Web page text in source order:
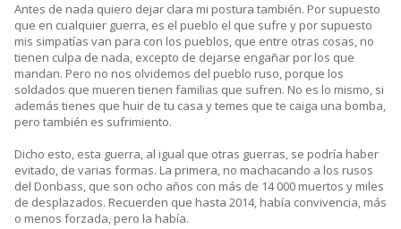
Antes de nada quiero dejar clara mi postura también. Por supuesto
que en cualquier guerra, es el pueblo el que sufre y por supuesto
mis simpatías van para con los pueblos, que entre otras cosas, no
tienen culpa de nada, excepto de dejarse engañar por los que
mandan. Pero no nos olvidemos del pueblo ruso, porque los
soldados que mueren tienen familias que sufren. No es lo mismo, si
además tienes que huir de tu casa y temes que te caiga una bomba,
pero también es sufrimiento.
Dicho esto, esta guerra, al igual que otras guerras, se podría haber
evitado, de varias formas. La primera, no machacando a los rusos
del Donbass, que son ocho años con más de 14 000 muertos y miles
de desplazados. Recuerden que hasta 2014, había convivencia, más
o menos forzada, pero la había.